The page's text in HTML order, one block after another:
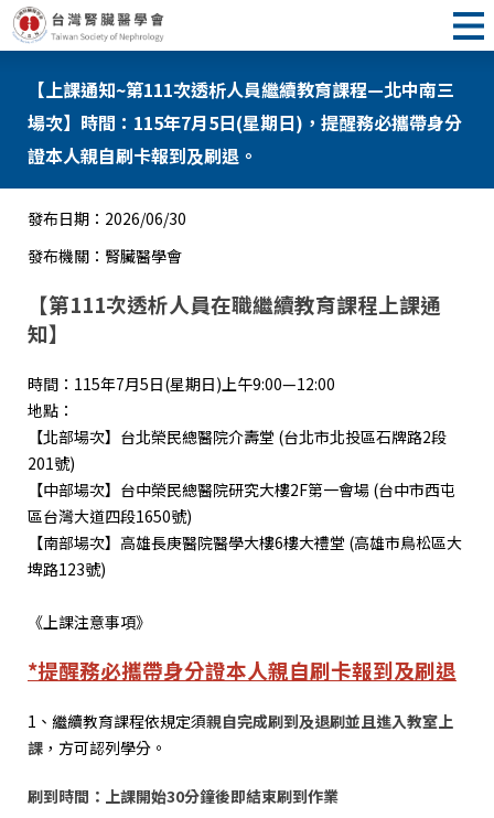
【上課通知~第111次透析人員繼續教育課程—北中南三
場次】時間：115年7月5日(星期日)，提醒務必攜帶身分
證本人親自刷卡報到及刷退。
發布日期： 2026/06/30
發布機關： 腎臟醫學會
【第111次透析人員在職繼續教育課程上課通
知】
時間：115年7月5日(星期日)上午9:00—12:00
地點：
【北部場次】台北榮民總醫院介壽堂 (台北市北投區石牌路2段
201號)
【中部場次】台中榮民總醫院研究大樓2F第一會場 (台中市西屯
區台灣大道四段1650號)
【南部場次】高雄長庚醫院醫學大樓6樓大禮堂 (高雄市鳥松區大
埤路123號)
《上課注意事項》
*提醒務必攜帶身分證本人親自刷卡報到及刷退
1、繼續教育課程依規定須親自完成刷到及退刷並且進入教室上
課 ，方可認列學分。
刷到時間 ：上課開始30分鐘後即結束刷到作業